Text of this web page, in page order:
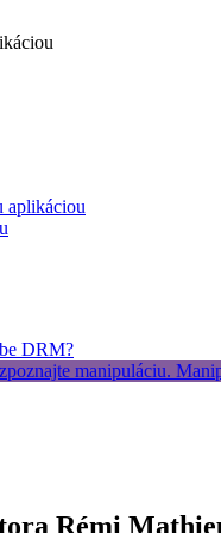
aplikáciou
DRM?
Rémi